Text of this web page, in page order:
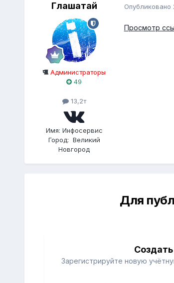
Глашатай
Администраторы
49
13,2т
Имя: Инфосервис
Город: Великий
Новгород
Опубликовано
Просмотр
Для
Зарегистрируйте новую